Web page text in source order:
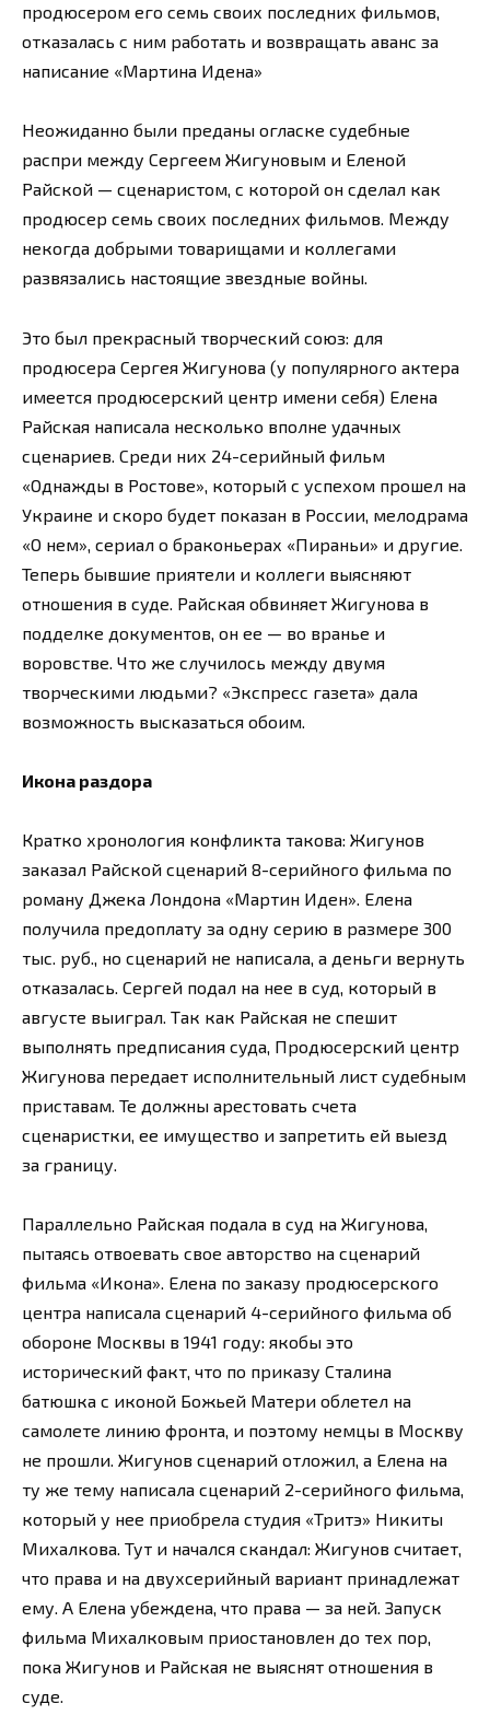
продюсером его семь своих последних фильмов,
отказалась с ним работать и возвращать аванс за
написание «Мартина Идена»
Неожиданно были преданы огласке судебные
распри между Сергеем Жигуновым и Еленой
Райской — сценаристом, с которой он сделал как
продюсер семь своих последних фильмов. Между
некогда добрыми товарищами и коллегами
развязались настоящие звездные войны.
Это был прекрасный творческий союз: для
продюсера Сергея Жигунова (у популярного актера
имеется продюсерский центр имени себя) Елена
Райская написала несколько вполне удачных
сценариев. Среди них 24-серийный фильм
«Однажды в Ростове», который с успехом прошел на
Украине и скоро будет показан в России, мелодрама
«О нем», сериал о браконьерах «Пираньи» и другие.
Теперь бывшие приятели и коллеги выясняют
отношения в суде. Райская обвиняет Жигунова в
подделке документов, он ее — во вранье и
воровстве. Что же случилось между двумя
творческими людьми? «Экспресс газета» дала
возможность высказаться обоим.
Икона раздора
Кратко хронология конфликта такова: Жигунов
заказал Райской сценарий 8-серийного фильма по
роману Джека Лондона «Мартин Иден». Елена
получила предоплату за одну серию в размере 300
тыс. руб., но сценарий не написала, а деньги вернуть
отказалась. Сергей подал на нее в суд, который в
августе выиграл. Так как Райская не спешит
выполнять предписания суда, Продюсерский центр
Жигунова передает исполнительный лист судебным
приставам. Те должны арестовать счета
сценаристки, ее имущество и запретить ей выезд
за границу.
Параллельно Райская подала в суд на Жигунова,
пытаясь отвоевать свое авторство на сценарий
фильма «Икона». Елена по заказу продюсерского
центра написала сценарий 4-серийного фильма об
обороне Москвы в 1941 году: якобы это
исторический факт, что по приказу Сталина
батюшка с иконой Божьей Матери облетел на
самолете линию фронта, и поэтому немцы в Москву
не прошли. Жигунов сценарий отложил, а Елена на
ту же тему написала сценарий 2-серийного фильма,
который у нее приобрела студия «Тритэ» Никиты
Михалкова. Тут и начался скандал: Жигунов считает,
что права и на двухсерийный вариант принадлежат
ему. А Елена убеждена, что права — за ней. Запуск
фильма Михалковым приостановлен до тех пор,
пока Жигунов и Райская не выяснят отношения в
суде.